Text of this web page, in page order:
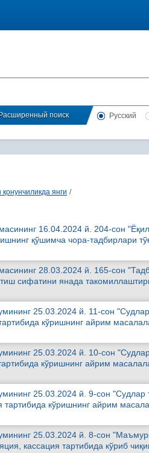
Расширенный поиск Русский
янги /
16.04.2024 й. 204-сон
қўшимча чора-тадбирлари
28.03.2024 й. 165-сон
сифатини янада
25.03.2024 й. 11-сон
кўришнинг айрим
25.03.2024 й. 10-сон
кўришнинг айрим
25.03.2024 й. 9-сон "Судлар
кўришнинг айрим
25.03.2024 й. 8-сон
кассация тартибида кўриб